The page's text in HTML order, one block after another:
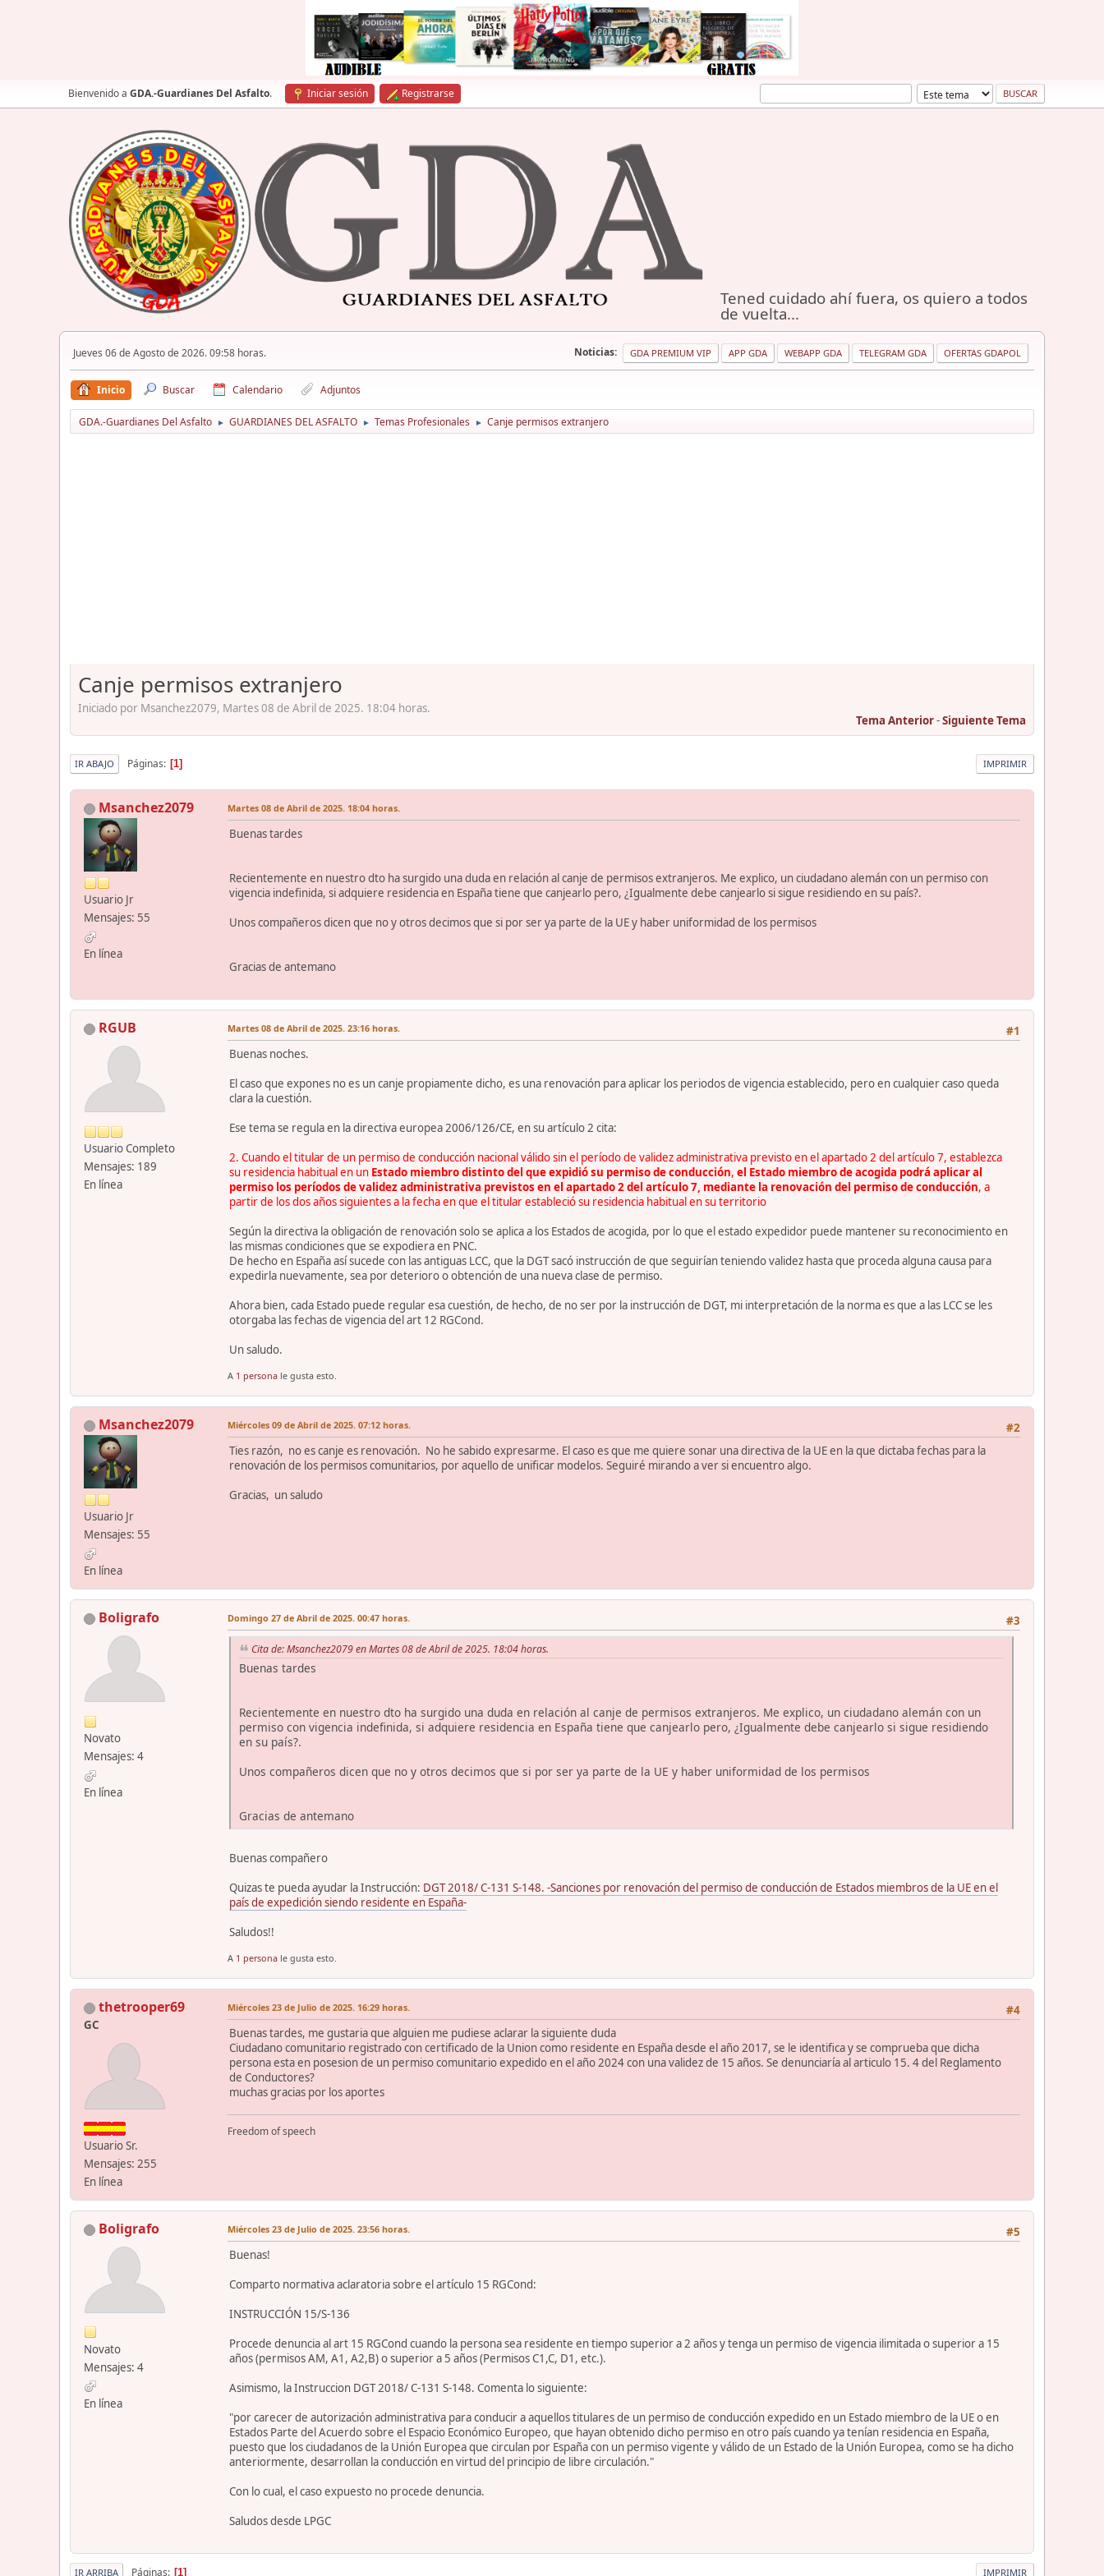
Bienvenido a GDA.-Guardianes Del Asfalto. Iniciar sesión Registrarse
Tened cuidado ahí fuera, os quiero a todos
de vuelta...
Jueves 06 de Agosto de 2026. 09:58 horas. Noticias: GDA PREMIUM VIP APP GDA WEBAPP GDA TELEGRAM GDA OFERTAS GDAPOL
Inicio Buscar Calendario Adjuntos
GDA.-Guardianes Del Asfalto ► GUARDIANES DEL ASFALTO ► Temas Profesionales ► Canje permisos extranjero
Canje permisos extranjero
Iniciado por Msanchez2079, Martes 08 de Abril de 2025. 18:04 horas.
Tema Anterior-Siguiente Tema
IMPRIMIR
IR ABAJO Páginas 1
Msanchez2079
Usuario Jr
Mensajes: 55
En línea
Martes 08 de Abril de 2025. 18:04 horas.
Buenas tardes
Recientemente en nuestro dto ha surgido una duda en relación al canje de permisos extranjeros. Me explico, un ciudadano alemán con un permiso con
vigencia indefinida, si adquiere residencia en España tiene que canjearlo pero, ¿Igualmente debe canjearlo si sigue residiendo en su país?.
Unos compañeros dicen que no y otros decimos que si por ser ya parte de la UE y haber uniformidad de los permisos
Gracias de antemano
RGUB
Usuario Completo
Mensajes: 189
En línea
#1
Martes 08 de Abril de 2025. 23:16 horas.
Buenas noches.
El caso que expones no es un canje propiamente dicho, es una renovación para aplicar los periodos de vigencia establecido, pero en cualquier caso queda
clara la cuestión.
Ese tema se regula en la directiva europea 2006/126/CE, en su artículo 2 cita:
2. Cuando el titular de un permiso de conducción nacional válido sin el período de validez administrativa previsto en el apartado 2 del artículo 7, establezca
su residencia habitual en un Estado miembro distinto del que expidió su permiso de conducción, el Estado miembro de acogida podrá aplicar al
permiso los períodos de validez administrativa previstos en el apartado 2 del artículo 7, mediante la renovación del permiso de conducción, a
partir de los dos años siguientes a la fecha en que el titular estableció su residencia habitual en su territorio
Según la directiva la obligación de renovación solo se aplica a los Estados de acogida, por lo que el estado expedidor puede mantener su reconocimiento en
las mismas condiciones que se expodiera en PNC.
De hecho en España así sucede con las antiguas LCC, que la DGT sacó instrucción de que seguirían teniendo validez hasta que proceda alguna causa para
expedirla nuevamente, sea por deterioro o obtención de una nueva clase de permiso.
Ahora bien, cada Estado puede regular esa cuestión, de hecho, de no ser por la instrucción de DGT, mi interpretación de la norma es que a las LCC se les
otorgaba las fechas de vigencia del art 12 RGCond.
Un saludo.
A 1 persona le gusta esto.
Msanchez2079
Usuario Jr
Mensajes: 55
En línea
#2
Miércoles 09 de Abril de 2025. 07:12 horas.
Ties razón, no es canje es renovación. No he sabido expresarme. El caso es que me quiere sonar una directiva de la UE en la que dictaba fechas para la
renovación de los permisos comunitarios, por aquello de unificar modelos. Seguiré mirando a ver si encuentro algo.
Gracias, un saludo
Boligrafo
Novato
Mensajes: 4
En línea
#3
Domingo 27 de Abril de 2025. 00:47 horas.
Cita de: Msanchez2079 en Martes 08 de Abril de 2025. 18:04 horas.
Buenas tardes
Recientemente en nuestro dto ha surgido una duda en relación al canje de permisos extranjeros. Me explico, un ciudadano alemán con un
permiso con vigencia indefinida, si adquiere residencia en España tiene que canjearlo pero, ¿Igualmente debe canjearlo si sigue residiendo
en su país?.
Unos compañeros dicen que no y otros decimos que si por ser ya parte de la UE y haber uniformidad de los permisos
Gracias de antemano
Buenas compañero
Quizas te pueda ayudar la Instrucción: DGT 2018/ C-131 S-148. -Sanciones por renovación del permiso de conducción de Estados miembros de la UE en el
país de expedición siendo residente en España-
Saludos!!
A 1 persona le gusta esto.
thetrooper69
GC
Usuario Sr.
Mensajes: 255
En línea
#4
Miércoles 23 de Julio de 2025. 16:29 horas.
Buenas tardes, me gustaria que alguien me pudiese aclarar la siguiente duda
Ciudadano comunitario registrado con certificado de la Union como residente en España desde el año 2017, se le identifica y se comprueba que dicha
persona esta en posesion de un permiso comunitario expedido en el año 2024 con una validez de 15 años. Se denunciaría al articulo 15. 4 del Reglamento
de Conductores?
muchas gracias por los aportes
Freedom of speech
Boligrafo
Novato
Mensajes: 4
En línea
#5
Miércoles 23 de Julio de 2025. 23:56 horas.
Buenas!
Comparto normativa aclaratoria sobre el artículo 15 RGCond:
INSTRUCCIÓN 15/S-136
Procede denuncia al art 15 RGCond cuando la persona sea residente en tiempo superior a 2 años y tenga un permiso de vigencia ilimitada o superior a 15
años (permisos AM, A1, A2,B) o superior a 5 años (Permisos C1,C, D1, etc.).
Asimismo, la Instruccion DGT 2018/ C-131 S-148. Comenta lo siguiente:
"por carecer de autorización administrativa para conducir a aquellos titulares de un permiso de conducción expedido en un Estado miembro de la UE o en
Estados Parte del Acuerdo sobre el Espacio Económico Europeo, que hayan obtenido dicho permiso en otro país cuando ya tenían residencia en España,
puesto que los ciudadanos de la Unión Europea que circulan por España con un permiso vigente y válido de un Estado de la Unión Europea, como se ha dicho
anteriormente, desarrollan la conducción en virtud del principio de libre circulación."
Con lo cual, el caso expuesto no procede denuncia.
Saludos desde LPGC
IMPRIMIR
IR ARRIBA Páginas 1